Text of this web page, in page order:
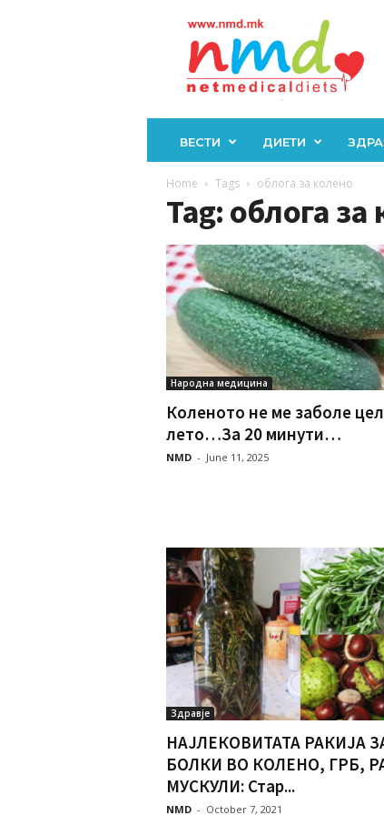
ВЕСТИ ДИЕТИ
Home Tags облога за колено
Tag: облога за
Народна медицина
Коленото не ме заболе
лето…За 20 минути…
NMD - June 11, 2025
Здравје
НАЈЛЕКОВИТАТА РАКИЈА
БОЛКИ ВО КОЛЕНО, ГРБ,
МУСКУЛИ: Стар...
NMD - October 7, 2021